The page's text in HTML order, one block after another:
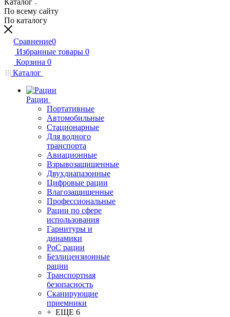
Каталог
По всему сайту
По каталогу
Сравнение0
Избранные товары 0
Корзина 0
Каталог
Рации
Портативные
Автомобильные
Стационарные
Для водного
транспорта
Авиационные
Взрывозащищенные
Двухдиапазонные
Цифровые рации
Влагозащищенные
Профессиональные
Рации по сфере
использования
Гарнитуры и
динамики
PoC рации
Безлицензионные
рации
Транспортная
безопасность
Сканирующие
приемники
+ ЕЩЕ 6